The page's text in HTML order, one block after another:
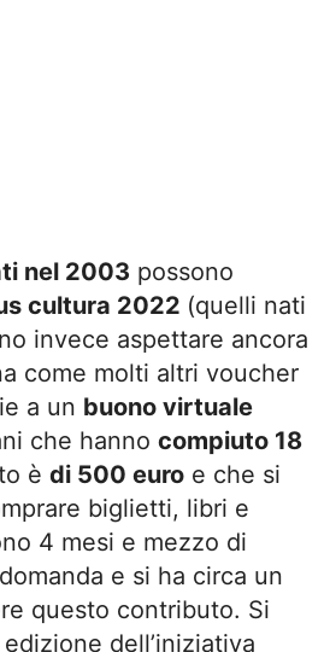
nel 2003 possono
cultura 2022 (quelli nati
invece aspettare ancora
come molti altri voucher
a un buono virtuale
che hanno compiuto 18
è di 500 euro e che si
biglietti, libri e
4 mesi e mezzo di
e si ha circa un
questo contributo. Si
dell’iniziativa